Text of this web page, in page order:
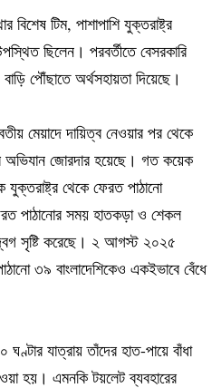
বিশেষ টিম, পাশাপাশি যুক্তরাষ্ট্র
ছিলেন। পরবর্তীতে বেসরকারি
পৌঁছাতে অর্থসহায়তা দিয়েছে।
মেয়াদে দায়িত্ব নেওয়ার পর থেকে
অভিযান জোরদার হয়েছে। গত কয়েক
থেকে ফেরত পাঠানো
পাঠানোর সময় হাতকড়া ও শেকল
সৃষ্টি করেছে। ২ আগস্ট ২০২৫
৩৯ বাংলাদেশিকেও একইভাবে বেঁধে
যাত্রায় তাঁদের হাত-পায়ে বাঁধা
হয়। এমনকি টয়লেট ব্যবহারের